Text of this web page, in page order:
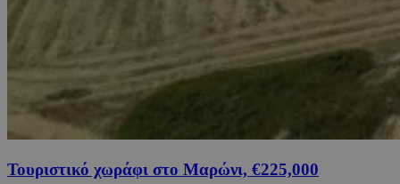
Τουριστικό χωράφι στο Μαρώνι, €225,000